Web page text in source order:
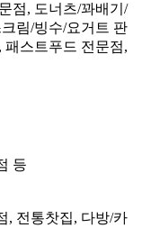
점, 도너츠/꽈배기/
림/빙수/요거트 판
패스트푸드 전문점,
등
, 전통찻집, 다방/카